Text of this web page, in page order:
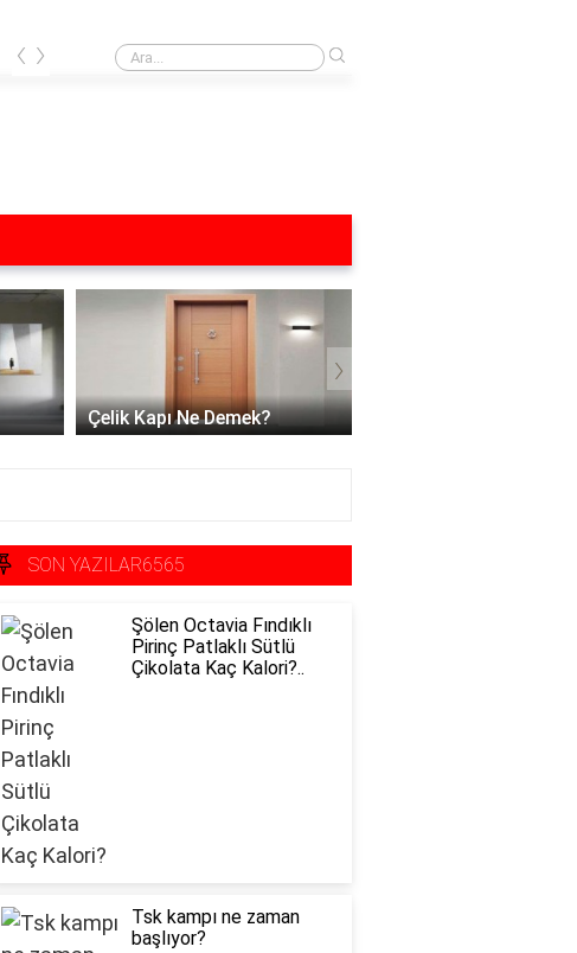
Yağ lekesi yağlı mutfak dolapları neyle silinir?
‹ ›
Çelik Kapı Ne Demek?
›
SON YAZILAR6565
Şölen Octavia Fındıklı
Pirinç Patlaklı Sütlü
Çikolata Kaç Kalori?..
Tsk kampı ne zaman
başlıyor?